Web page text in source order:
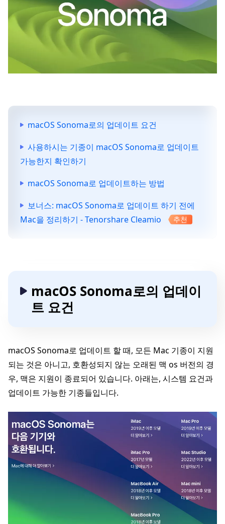
macOS Sonoma로의 업데이트 요건
사용하시는 기종이 macOS Sonoma로 업데이트
가능한지 확인하기
macOS Sonoma로 업데이트하는 방법
보너스: macOS Sonoma로 업데이트 하기 전에
Mac을 정리하기 - Tenorshare Cleamio
추천
macOS Sonoma로의 업데이
트 요건
macOS Sonoma로 업데이트 할 때, 모든 Mac 기종이 지원
되는 것은 아니고, 호환성되지 않는 오래된 맥 os 버전의 경
우, 맥은 지원이 종료되어 있습니다. 아래는, 시스템 요건과
업데이트 가능한 기종들입니다.